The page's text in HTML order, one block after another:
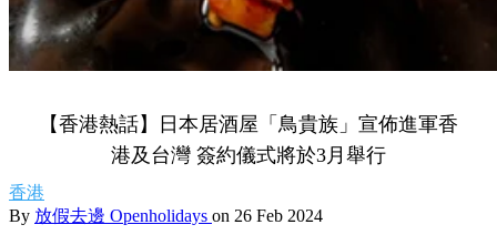
【香港熱話】日本居酒屋「鳥貴族」宣佈進軍香
港及台灣 簽約儀式將於3月舉行
香港
By 放假去邊 Openholidays on 26 Feb 2024